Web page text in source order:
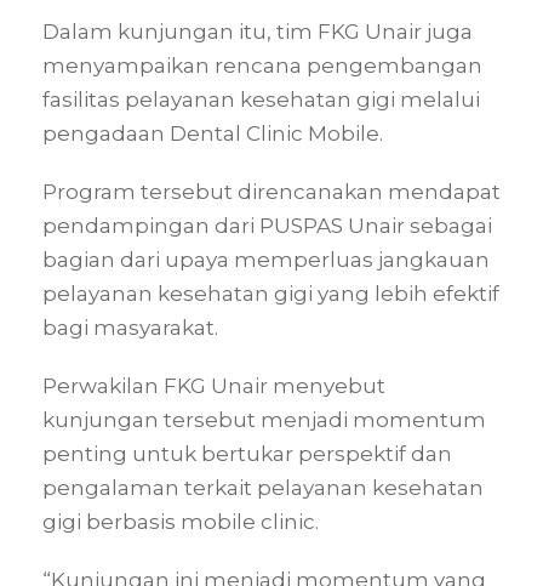
Dalam kunjungan itu, tim FKG Unair juga
menyampaikan rencana pengembangan
fasilitas pelayanan kesehatan gigi melalui
pengadaan Dental Clinic Mobile.
Program tersebut direncanakan mendapat
pendampingan dari PUSPAS Unair sebagai
bagian dari upaya memperluas jangkauan
pelayanan kesehatan gigi yang lebih efektif
bagi masyarakat.
Perwakilan FKG Unair menyebut
kunjungan tersebut menjadi momentum
penting untuk bertukar perspektif dan
pengalaman terkait pelayanan kesehatan
gigi berbasis mobile clinic.
“Kunjungan ini menjadi momentum yang